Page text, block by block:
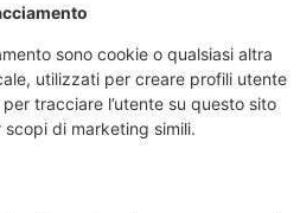
sono cookie o qualsiasi altra
utilizzati per creare profili utente
tracciare l’utente su questo sito
di marketing simili.